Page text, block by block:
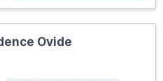
Ovide